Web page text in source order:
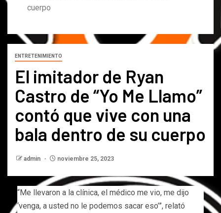
cuerpo
ENTRETENIMIENTO
El imitador de Ryan
Castro de “Yo Me Llamo”
contó que vive con una
bala dentro de su cuerpo
admin noviembre 25, 2023
“Me llevaron a la clínica, el médico me vio, me dijo
‘venga, a usted no le podemos sacar eso’”, relató